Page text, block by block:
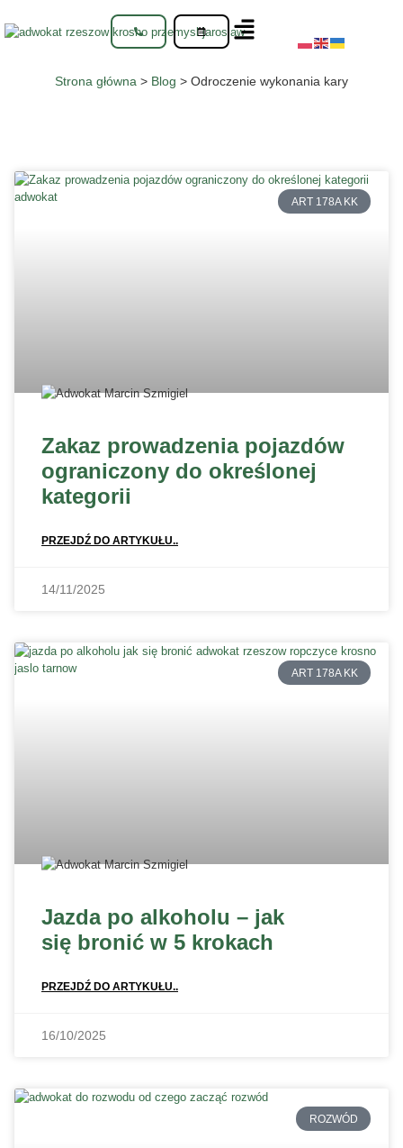
Strona główna > Blog > Odroczenie wykonania kary
ART 178A KK
Zakaz prowadzenia pojazdów
ograniczony do określonej
kategorii
PRZEJDŹ DO ARTYKUŁU..
14/11/2025
ART 178A KK
Jazda po alkoholu – jak
się bronić w 5 krokach
PRZEJDŹ DO ARTYKUŁU..
16/10/2025
ROZWÓD